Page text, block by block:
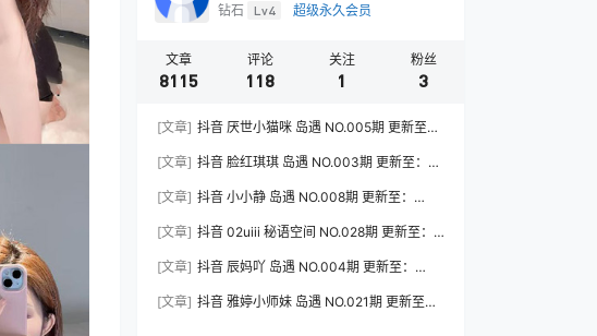
钻石 Lv4 超级永久会员
文章
8115
评论
118
关注
1
粉丝
3
[文章] 抖音 厌世小猫咪 岛遇 NO.005期 更新至：
[文章] 抖音 脸红琪琪 岛遇 NO.003期 更新至：
[文章] 抖音 小小静 岛遇 NO.008期 更新至：
[文章] 抖音 02uiii 秘语空间 NO.028期 更新至：
[文章] 抖音 辰妈吖 岛遇 NO.004期 更新至：
[文章] 抖音 雅婷小师妹 岛遇 NO.021期 更新至：